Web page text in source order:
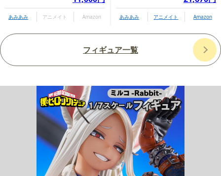
あみあみ アニメイト Amazon あみあみ アニメイト Amazon
フィギュア一覧